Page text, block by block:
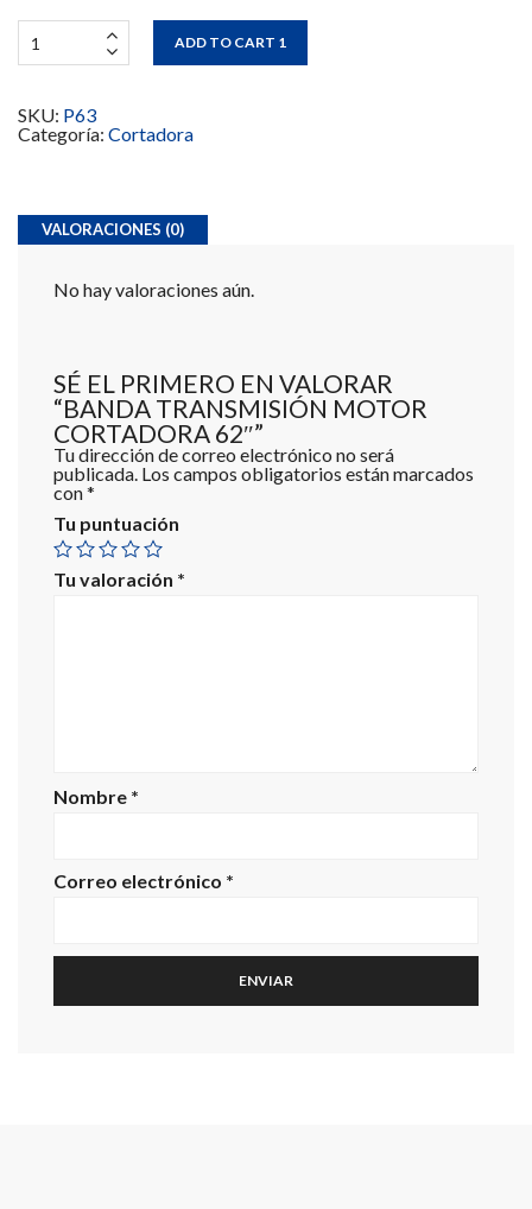
ADD TO CART 1
SKU: P63
Categoría: Cortadora
VALORACIONES (0)
No hay valoraciones aún.
SÉ EL PRIMERO EN VALORAR
“BANDA TRANSMISIÓN MOTOR
CORTADORA 62″”
Tu dirección de correo electrónico no será
publicada. Los campos obligatorios están marcados
con*
Tu puntuación
Tu valoración *
Nombre *
Correo electrónico *